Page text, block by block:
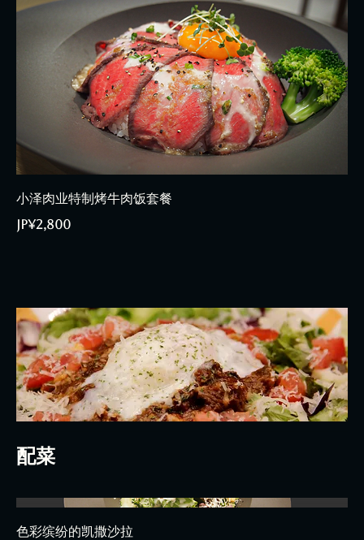
小泽肉业特制烤牛肉饭套餐
JP¥2,800
配菜
色彩缤纷的凯撒沙拉